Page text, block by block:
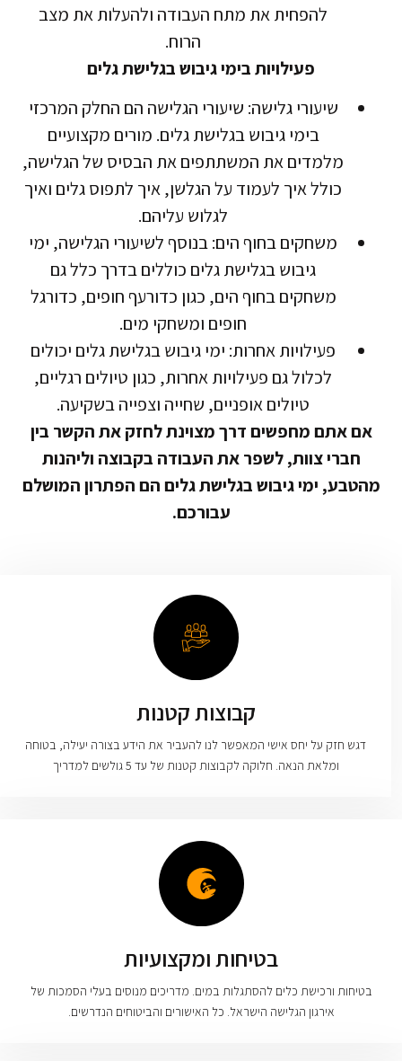
להפחית את מתח העבודה ולהעלות את מצב
הרוח.
פעילויות בימי גיבוש בגלישת גלים
שיעורי גלישה: שיעורי הגלישה הם החלק המרכזי
בימי גיבוש בגלישת גלים. מורים מקצועיים
מלמדים את המשתתפים את הבסיס של הגלישה,
כולל איך לעמוד על הגלשן, איך לתפוס גלים ואיך
לגלוש עליהם.
משחקים בחוף הים: בנוסף לשיעורי הגלישה, ימי
גיבוש בגלישת גלים כוללים בדרך כלל גם
משחקים בחוף הים, כגון כדורעף חופים, כדורגל
חופים ומשחקי מים.
פעילויות אחרות: ימי גיבוש בגלישת גלים יכולים
לכלול גם פעילויות אחרות, כגון טיולים רגליים,
טיולים אופניים, שחייה וצפייה בשקיעה.
אם אתם מחפשים דרך מצוינת לחזק את הקשר בין
חברי צוות, לשפר את העבודה בקבוצה וליהנות
מהטבע, ימי גיבוש בגלישת גלים הם הפתרון המושלם
עבורכם.
קבוצות קטנות
דגש חזק על יחס אישי המאפשר לנו להעביר את הידע בצורה יעילה, בטוחה
ומלאת הנאה. חלוקה לקבוצות קטנות של עד 5 גולשים למדריך
בטיחות ומקצועיות
בטיחות ורכישת כלים להסתגלות במים. מדריכים מנוסים בעלי הסמכות של
אירגון הגלישה הישראל. כל האישורים והביטוחים הנדרשים.